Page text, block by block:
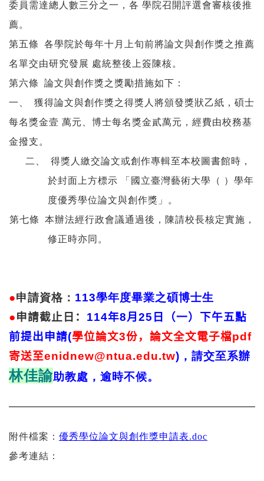
委員需達總人數三分之一，各 學院召開評選會審核後推
薦。
第五條
各學院於每年十月上旬前將論文與創作獎之推薦
名單交由研究發展 處統整後上簽陳核。
第六條
論文與創作獎之獎勵措施如下：
一、
獲得論文與創作獎之得獎人將頒發獎狀乙紙，碩士
每名獎金壹 萬元、博士每名獎金貳萬元，經費由校務基
金撥支。
二、
得獎人繳交論文或創作專輯至本校圖書館時，
於封面上方標示 「國立臺灣藝術大學（ ）學年
度優秀學位論文與創作獎」。
第七條
本辦法經行政會議通過後，陳請校長核定實施，
修正時亦同。
●申請資格： 113學年度畢業之碩博士生
●申請截止日： 114年8月 25 日（一）下午五點
前提出申請(學位論文3份，論文全文電子檔pdf
寄送至enidnew@ntua.edu.tw) ，請交至系辦
林佳諭助教處，逾時不候。
附件檔案： 優秀學位論文與創作獎申請表.doc
參考連結：